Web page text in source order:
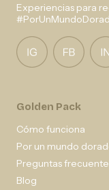
Experiencias para
Golden Pack
Cómo funciona
Por un mundo
Preguntas
Blog